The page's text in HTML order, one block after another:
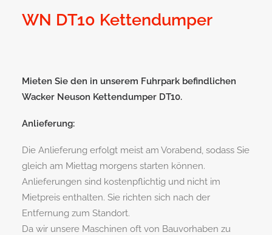
WN DT10 Kettendumper
Mieten Sie den in unserem Fuhrpark befindlichen
Wacker Neuson Kettendumper DT10.
Anlieferung:
Die Anlieferung erfolgt meist am Vorabend, sodass Sie
gleich am Miettag morgens starten können.
Anlieferungen sind kostenpflichtig und nicht im
Mietpreis enthalten. Sie richten sich nach der
Entfernung zum Standort.
Da wir unsere Maschinen oft von Bauvorhaben zu